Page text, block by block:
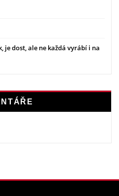
je dost, ale ne každá vyrábí i na